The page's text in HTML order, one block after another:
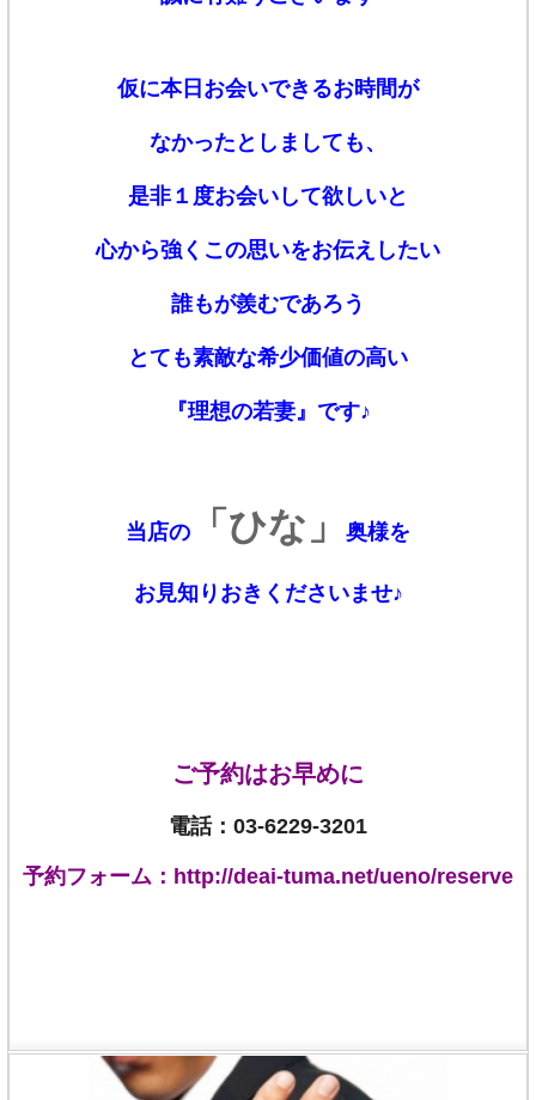
仮に本日お会いできるお時間が
なかったとしましても、
是非１度お会いして欲しいと
心から強くこの思いをお伝えしたい
誰もが羨むであろう
とても素敵な希少価値の高い
『理想の若妻』です♪
当店の 「ひな」 奥様を
お見知りおきくださいませ♪
ご予約はお早めに
電話：03-6229-3201
予約フォーム： http://deai-tuma.net/ueno/reserve